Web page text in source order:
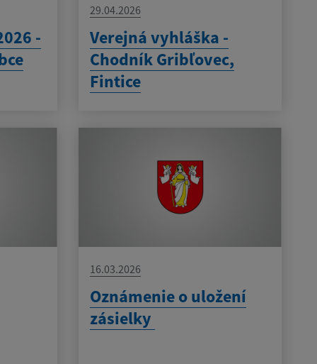
-
29.04.2026
Verejná vyhláška -
Chodník Gribľovec,
Fintice
16.03.2026
Oznámenie o uložení
zásielky